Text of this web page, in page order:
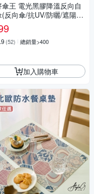
王 電光黑膠降溫反向自
反向傘/抗UV/防曬/遮陽傘/
雨傘/摺疊傘降溫)(買1送1)
(52) 總銷量>400
加入購物車